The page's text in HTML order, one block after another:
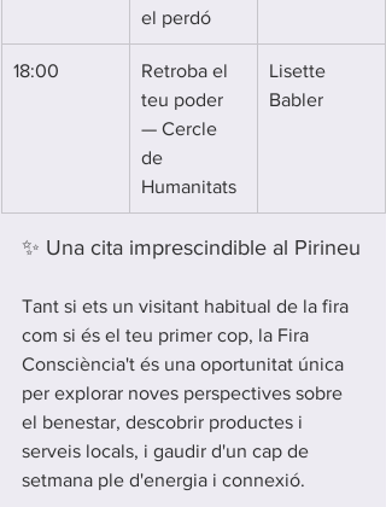
el perdó
18:00
Retroba el
teu poder
— Cercle
de
Humanitats
Lisette
Babler
✨ Una cita imprescindible al Pirineu
Tant si ets un visitant habitual de la fira
com si és el teu primer cop, la Fira
Consciència't és una oportunitat única
per explorar noves perspectives sobre
el benestar, descobrir productes i
serveis locals, i gaudir d'un cap de
setmana ple d'energia i connexió.